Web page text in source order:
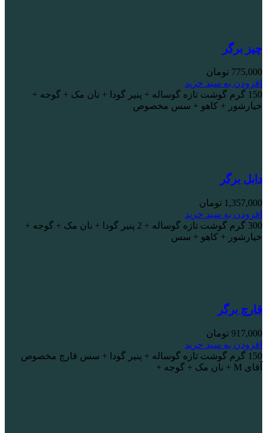
چیز برگر
775,000 تومان
افزودن به سبد خرید
150 گرم گوشت تازه گوساله + پنیر گودا + نان مک + گوجه +
خیارشور + کاهو + سس مخصوص
دابل برگر
1,357,000 تومان
افزودن به سبد خرید
300 گرم گوشت تازه گوساله + 2 پنیر گودا + نان مک + گوجه +
خیارشور + کاهو + سس
قارچ برگر
917,000 تومان
افزودن به سبد خرید
150 گرم گوشت تازه گوساله + پنیر گودا + سس قارچ مخصوص
آقای M + نان مک + گوجه +